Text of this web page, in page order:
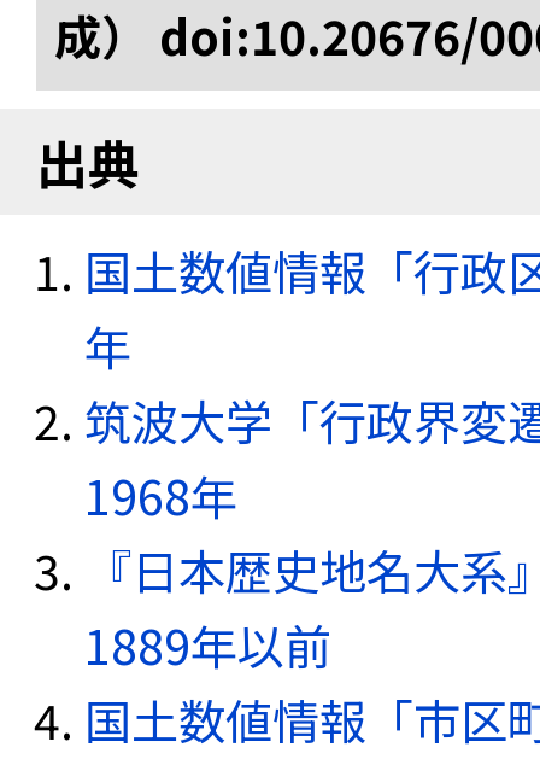
成） doi:10.20676/
出典
国土数値情報「行政
年
筑波大学「行政界変
1968年
『日本歴史地名大
1889年以前
国土数値情報「市区